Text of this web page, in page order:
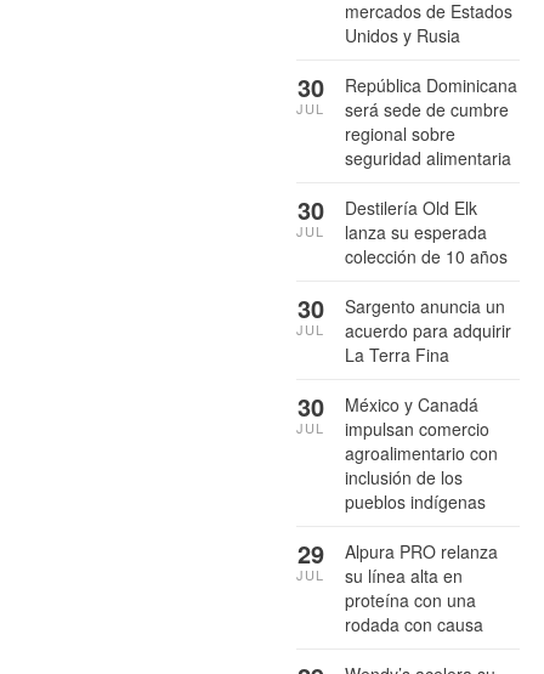
mercados de Estados
Unidos y Rusia
República Dominicana
será sede de cumbre
regional sobre
seguridad alimentaria
30
JUL
Destilería Old Elk
lanza su esperada
colección de 10 años
30
JUL
Sargento anuncia un
acuerdo para adquirir
La Terra Fina
30
JUL
México y Canadá
impulsan comercio
agroalimentario con
inclusión de los
pueblos indígenas
30
JUL
Alpura PRO relanza
su línea alta en
proteína con una
rodada con causa
29
JUL